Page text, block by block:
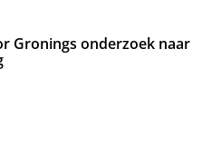
Gronings onderzoek naar